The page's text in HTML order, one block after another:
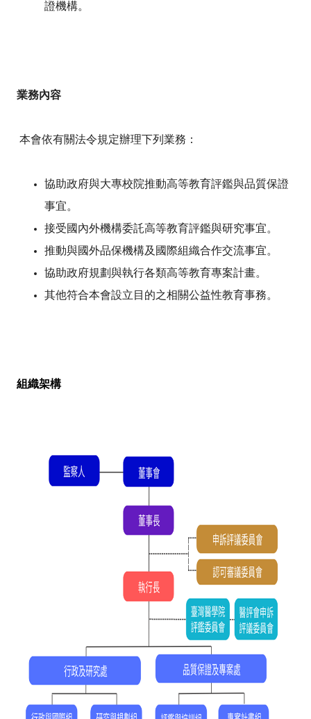
證機構。
業務內容
本會依有關法令規定辦理下列業務：
協助政府與大專校院推動高等教育評鑑與品質保證
事宜。
接受國內外機構委託高等教育評鑑與研究事宜。
推動與國外品保機構及國際組織合作交流事宜。
協助政府規劃與執行各類高等教育專案計畫。
其他符合本會設立目的之相關公益性教育事務。
組織架構